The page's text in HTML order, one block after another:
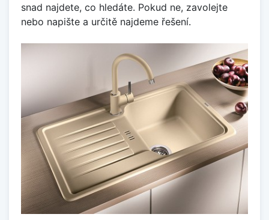
snad najdete, co hledáte. Pokud ne, zavolejte
nebo napište a určitě najdeme řešení.